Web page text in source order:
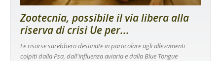
Zootecnia, possibile il via libera alla
riserva di crisi Ue per...
Le risorse sarebbero destinate in particolare agli allevamenti
colpiti dalla Psa, dall'influenza aviaria e dalla Blue Tongue